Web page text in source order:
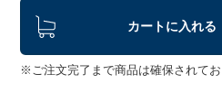
カートに入れる
※ご注文完了まで商品は確保されてお